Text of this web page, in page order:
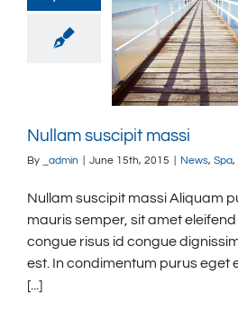
Nullam suscipit massi
By _admin June 15th, 2015 News, Spa,
Nullam suscipit massi Aliquam
mauris semper, sit amet
congue risus id congue
est. In condimentum purus eget
[...]